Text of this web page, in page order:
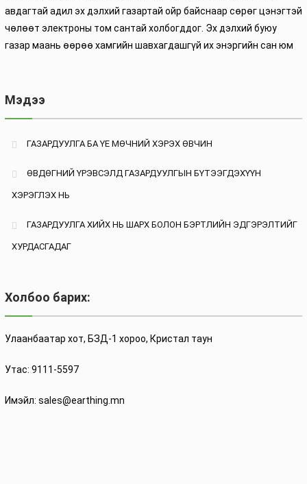
авдагтай адил эх дэлхий газартай ойр байснаар сөрөг цэнэгтэй
чөлөөт электроны том сантай холбогддог. Эх дэлхий буюу
газар маань өөрөө хамгийн шавхагдашгүй их энэргийн сан юм
Мэдээ
ГАЗАРДУУЛГА БА ҮЕ МӨЧНИЙ ХЭРЭХ ӨВЧИН
ӨВДӨГНИЙ ҮРЭВСЭЛД ГАЗАРДУУЛГЫН БҮТЭЭГДЭХҮҮН
ХЭРЭГЛЭХ НЬ
ГАЗАРДУУЛГА ХИЙХ НЬ ШАРХ БОЛОН БЭРТЛИЙН ЭДГЭРЭЛТИЙГ
ХУРДАСГАДАГ
Холбоо барих:
Улаанбаатар хот, БЗД-1 хороо, Кристал таун
Утас: 9111-5597
Имэйл: sales@earthing.mn